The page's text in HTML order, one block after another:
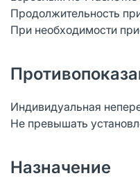
Продолжительность
При необходимости
Индивидуальная
Не превышать
Назначение